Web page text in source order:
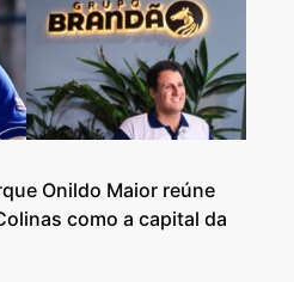
Onildo Maior reúne
como a capital da